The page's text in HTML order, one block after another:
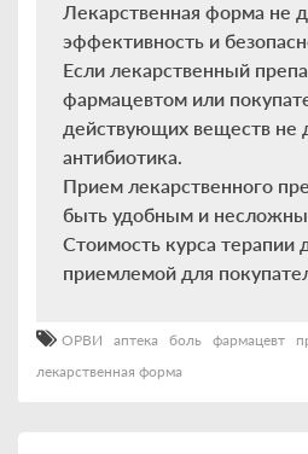
Лекарственная форма не
эффективность и
Если лекарственный
фармацевтом или
действующих веществ не
антибиотика.
Прием лекарственного
быть удобным и
Стоимость курса терапии
приемлемой для
ОРВИ аптека боль фармацевт
лекарственная форма